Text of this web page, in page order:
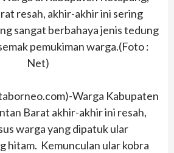
resah, akhir-akhir ini sering
sangat berbahaya jenis tedung
pemukiman warga.(Foto :
Net)
Warga Kabupaten
Barat akhir-akhir ini resah,
warga yang dipatuk ular
hitam. Kemunculan ular kobra